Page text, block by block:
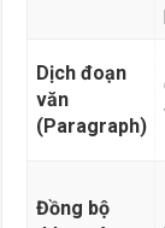
Dịch đoạn
văn
(Paragraph)
Đồng bộ